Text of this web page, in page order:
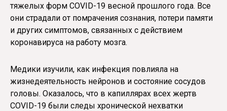
тяжелых форм COVID-19 весной прошлого года. Все
они страдали от помрачения сознания, потери памяти
и других симптомов, связанных с действием
коронавируса на работу мозга.
Медики изучили, как инфекция повлияла на
жизнедеятельность нейронов и состояние сосудов
головы. Оказалось, что в капиллярах всех жертв
COVID-19 были следы хронической нехватки